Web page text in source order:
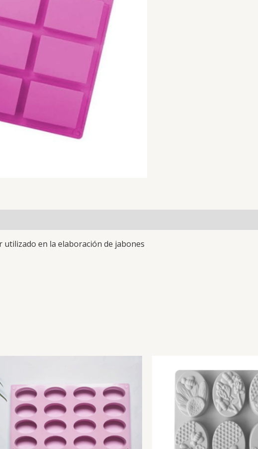
utilizado en la elaboración de jabones